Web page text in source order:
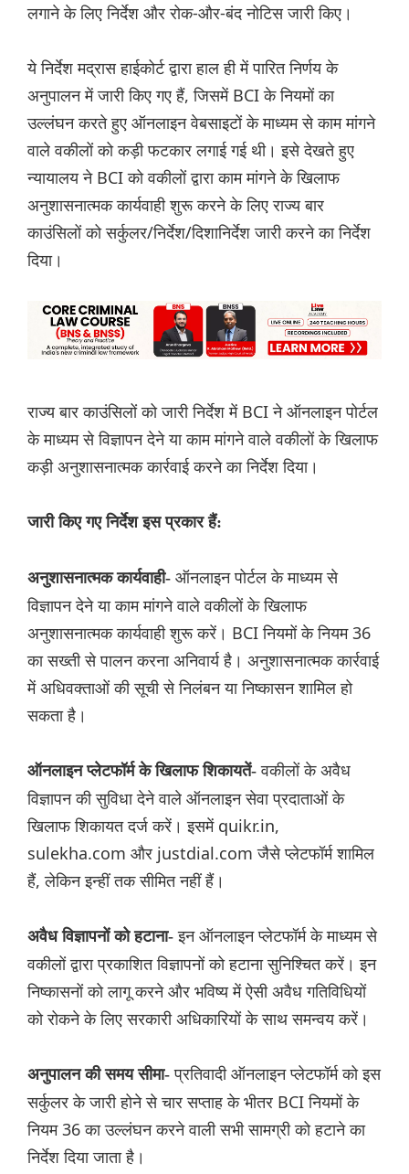
लगाने के लिए निर्देश और रोक-और-बंद नोटिस जारी किए।
ये निर्देश मद्रास हाईकोर्ट द्वारा हाल ही में पारित निर्णय के
अनुपालन में जारी किए गए हैं, जिसमें BCI के नियमों का
उल्लंघन करते हुए ऑनलाइन वेबसाइटों के माध्यम से काम मांगने
वाले वकीलों को कड़ी फटकार लगाई गई थी। इसे देखते हुए
न्यायालय ने BCI को वकीलों द्वारा काम मांगने के खिलाफ
अनुशासनात्मक कार्यवाही शुरू करने के लिए राज्य बार
काउंसिलों को सर्कुलर/निर्देश/दिशानिर्देश जारी करने का निर्देश
दिया।
राज्य बार काउंसिलों को जारी निर्देश में BCI ने ऑनलाइन पोर्टल
के माध्यम से विज्ञापन देने या काम मांगने वाले वकीलों के खिलाफ
कड़ी अनुशासनात्मक कार्रवाई करने का निर्देश दिया।
जारी किए गए निर्देश इस प्रकार हैं:
अनुशासनात्मक कार्यवाही- ऑनलाइन पोर्टल के माध्यम से
विज्ञापन देने या काम मांगने वाले वकीलों के खिलाफ
अनुशासनात्मक कार्यवाही शुरू करें। BCI नियमों के नियम 36
का सख्ती से पालन करना अनिवार्य है। अनुशासनात्मक कार्रवाई
में अधिवक्ताओं की सूची से निलंबन या निष्कासन शामिल हो
सकता है।
ऑनलाइन प्लेटफॉर्म के खिलाफ शिकायतें-वकीलों के अवैध
विज्ञापन की सुविधा देने वाले ऑनलाइन सेवा प्रदाताओं के
खिलाफ शिकायत दर्ज करें। इसमें quikr.in,
sulekha.com और justdial.com जैसे प्लेटफॉर्म शामिल
हैं, लेकिन इन्हीं तक सीमित नहीं हैं।
अवैध विज्ञापनों को हटाना- इन ऑनलाइन प्लेटफॉर्म के माध्यम से
वकीलों द्वारा प्रकाशित विज्ञापनों को हटाना सुनिश्चित करें। इन
निष्कासनों को लागू करने और भविष्य में ऐसी अवैध गतिविधियों
को रोकने के लिए सरकारी अधिकारियों के साथ समन्वय करें।
अनुपालन की समय सीमा- प्रतिवादी ऑनलाइन प्लेटफॉर्म को इस
सर्कुलर के जारी होने से चार सप्ताह के भीतर BCI नियमों के
नियम 36 का उल्लंघन करने वाली सभी सामग्री को हटाने का
निर्देश दिया जाता है।